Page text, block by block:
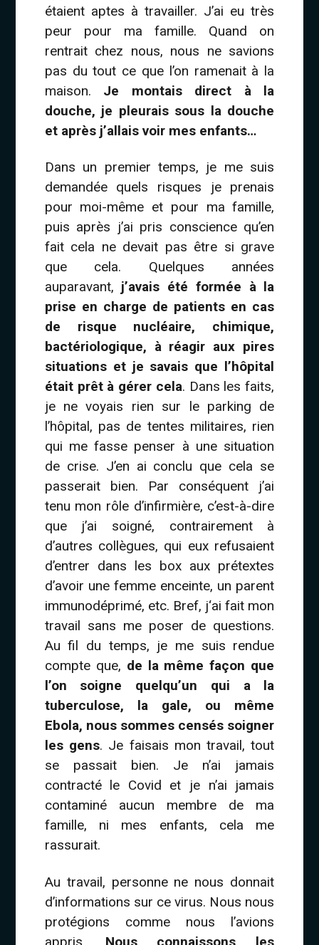
étaient aptes à travailler. J’ai eu très
peur pour ma famille. Quand on
rentrait chez nous, nous ne savions
pas du tout ce que l’on ramenait à la
maison. Je montais direct à la
douche, je pleurais sous la douche
et après j’allais voir mes enfants…
Dans un premier temps, je me suis
demandée quels risques je prenais
pour moi-même et pour ma famille,
puis après j’ai pris conscience qu’en
fait cela ne devait pas être si grave
que cela. Quelques années
auparavant, j’avais été formée à la
prise en charge de patients en cas
de risque nucléaire, chimique,
bactériologique, à réagir aux pires
situations et je savais que l’hôpital
était prêt à gérer cela. Dans les faits,
je ne voyais rien sur le parking de
l’hôpital, pas de tentes militaires, rien
qui me fasse penser à une situation
de crise. J’en ai conclu que cela se
passerait bien. Par conséquent j’ai
tenu mon rôle d’infirmière, c’est-à-dire
que j’ai soigné, contrairement à
d’autres collègues, qui eux refusaient
d’entrer dans les box aux prétextes
d’avoir une femme enceinte, un parent
immunodéprimé, etc. Bref, j‘ai fait mon
travail sans me poser de questions.
Au fil du temps, je me suis rendue
compte que, de la même façon que
l’on soigne quelqu’un qui a la
tuberculose, la gale, ou même
Ebola, nous sommes censés soigner
les gens. Je faisais mon travail, tout
se passait bien. Je n’ai jamais
contracté le Covid et je n’ai jamais
contaminé aucun membre de ma
famille, ni mes enfants, cela me
rassurait.
Au travail, personne ne nous donnait
d’informations sur ce virus. Nous nous
protégions comme nous l’avions